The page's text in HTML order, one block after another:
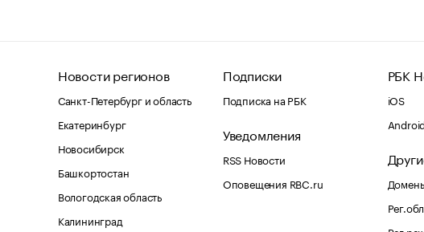
Новости регионов
Санкт-Петербург и область
Екатеринбург
Новосибирск
Башкортостан
Вологодская область
Калининград
Подписки
Подписка на РБК
Уведомления
RSS Новости
Оповещения RBC.ru
РБК
iOS